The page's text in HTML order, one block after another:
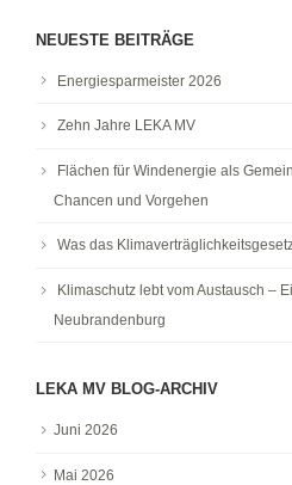
NEUESTE BEITRÄGE
Energiesparmeister 2026
Zehn Jahre LEKA MV
Flächen für Windenergie als
Chancen und Vorgehen
Was das
Klimaschutz lebt vom Austausch –
Neubrandenburg
LEKA MV BLOG-ARCHIV
Juni 2026
Mai 2026